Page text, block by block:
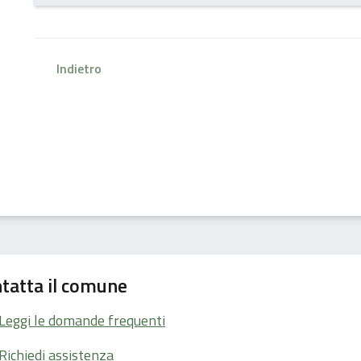
Indietro
il comune
le domande frequenti
assistenza